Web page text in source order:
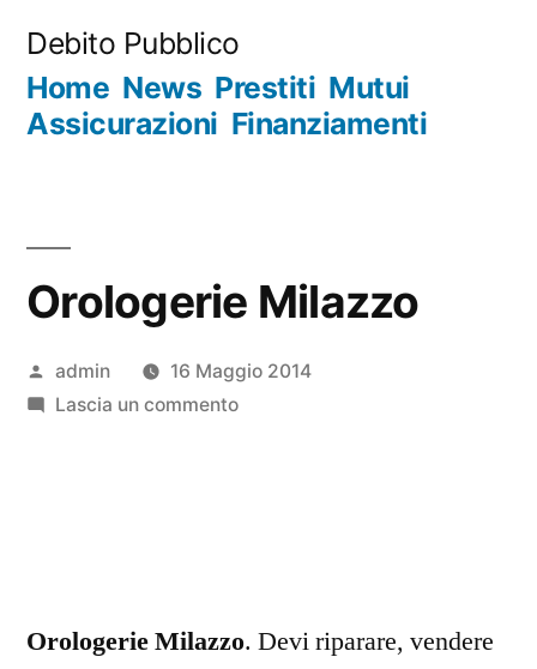
contenuto
Debito Pubblico
Home News Prestiti Mutui
Assicurazioni Finanziamenti
Orologerie Milazzo
Pubblicato
da
admin
16 Maggio 2014
Lascia un commentosu
Orologerie Milazzo. Devi riparare, vendere